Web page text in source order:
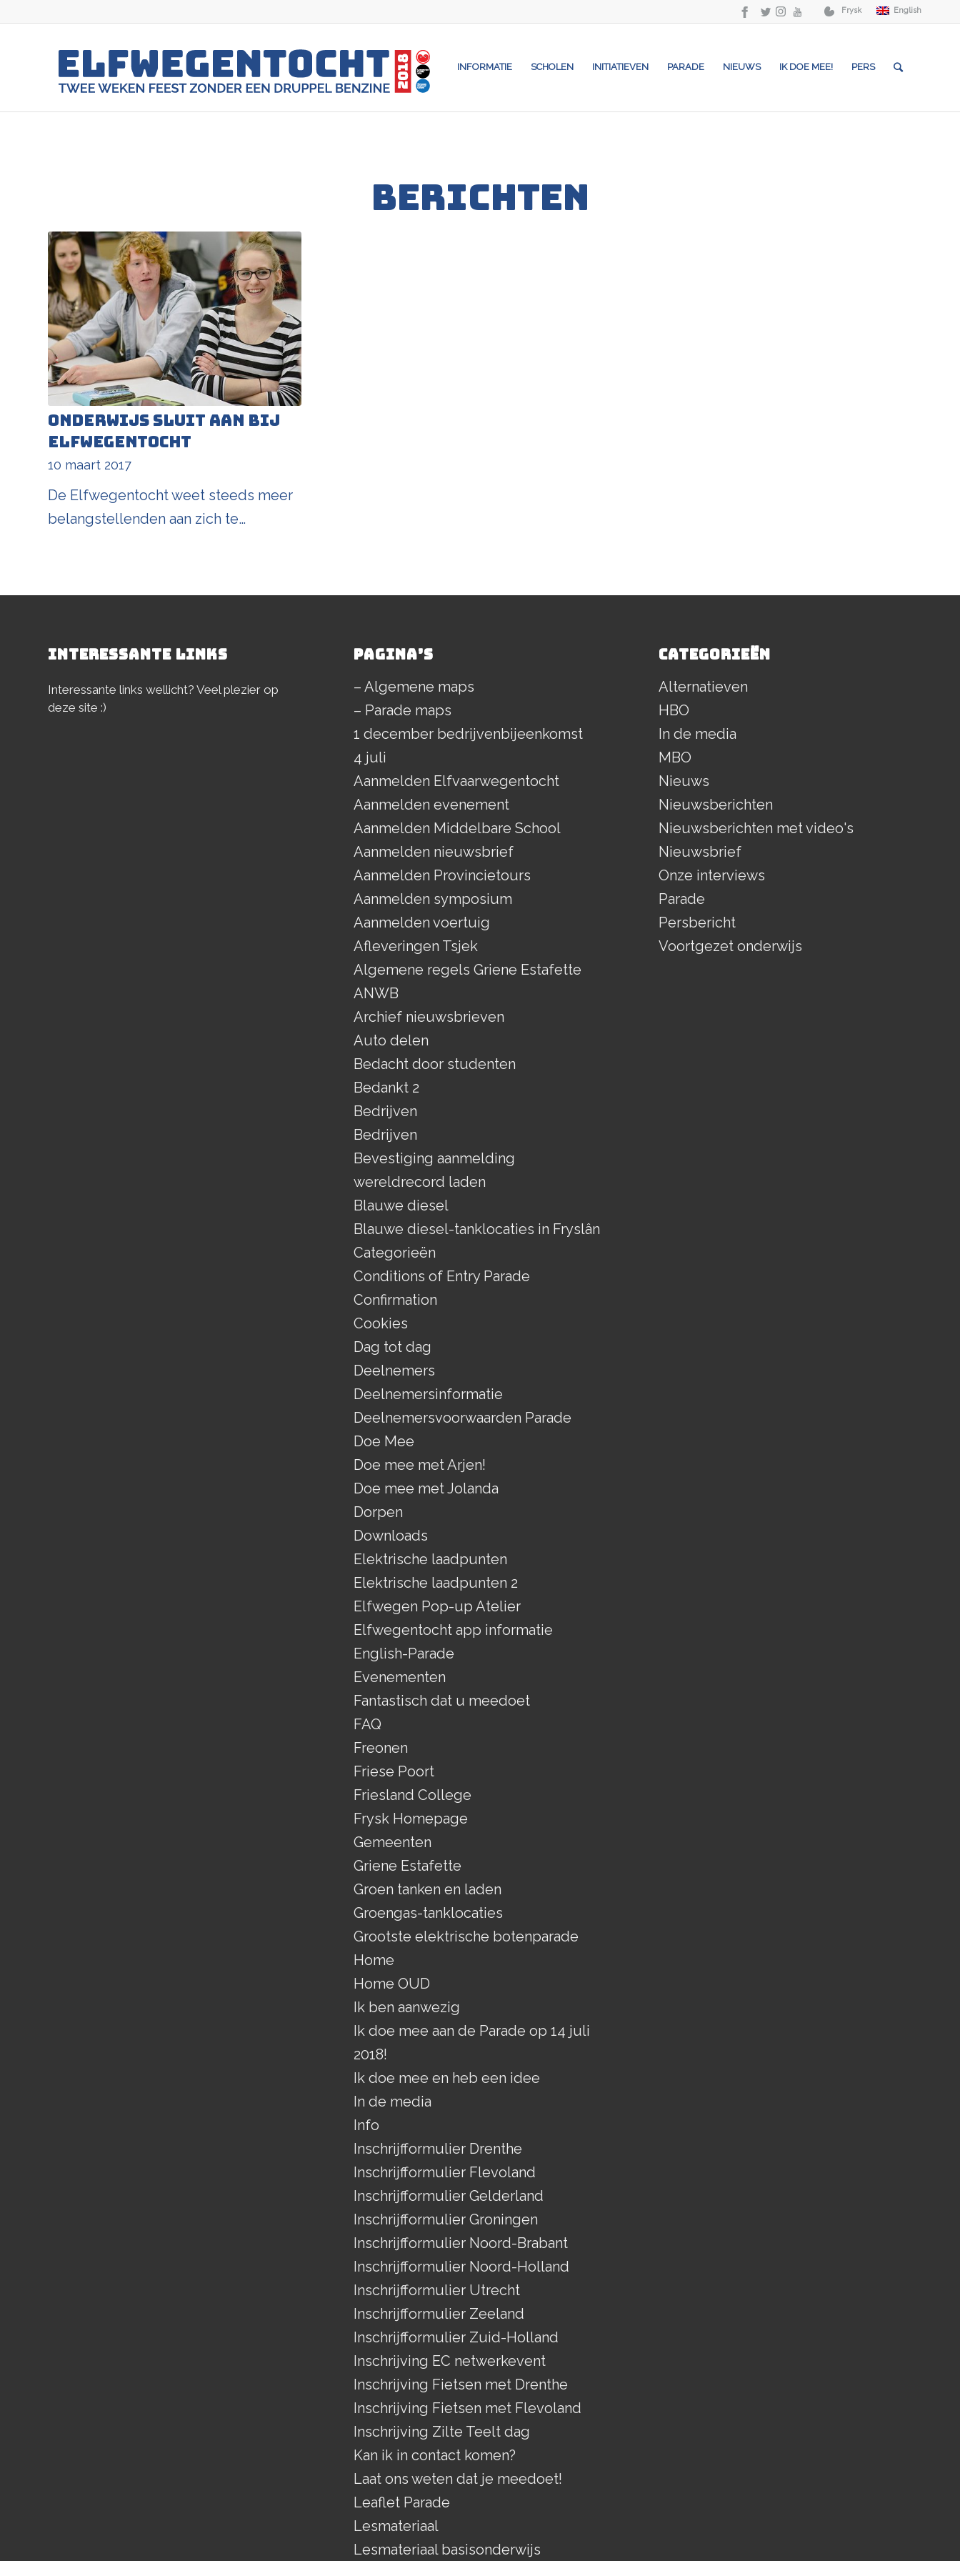
Frysk English
INFORMATIE SCHOLEN INITIATIEVEN PARADE NIEUWS IK DOE MEE! PERS
BERICHTEN
Onderwijs sluit aan bij
Elfwegentocht
10 maart 2017
De Elfwegentocht weet steeds meer
belangstellenden aan zich te…
INTERESSANTE LINKS
Interessante links wellicht? Veel plezier op
deze site :)
PAGINA’S
– Algemene maps
– Parade maps
1 december bedrijvenbijeenkomst
4 juli
Aanmelden Elfvaarwegentocht
Aanmelden evenement
Aanmelden Middelbare School
Aanmelden nieuwsbrief
Aanmelden Provincietours
Aanmelden symposium
Aanmelden voertuig
Afleveringen Tsjek
Algemene regels Griene Estafette
ANWB
Archief nieuwsbrieven
Auto delen
Bedacht door studenten
Bedankt 2
Bedrijven
Bedrijven
Bevestiging aanmelding
wereldrecord laden
Blauwe diesel
Blauwe diesel-tanklocaties in Fryslân
Categorieën
Conditions of Entry Parade
Confirmation
Cookies
Dag tot dag
Deelnemers
Deelnemersinformatie
Deelnemersvoorwaarden Parade
Doe Mee
Doe mee met Arjen!
Doe mee met Jolanda
Dorpen
Downloads
Elektrische laadpunten
Elektrische laadpunten 2
Elfwegen Pop-up Atelier
Elfwegentocht app informatie
English-Parade
Evenementen
Fantastisch dat u meedoet
FAQ
Freonen
Friese Poort
Friesland College
Frysk Homepage
Gemeenten
Griene Estafette
Groen tanken en laden
Groengas-tanklocaties
Grootste elektrische botenparade
Home
Home OUD
Ik ben aanwezig
Ik doe mee aan de Parade op 14 juli
2018!
Ik doe mee en heb een idee
In de media
Info
Inschrijfformulier Drenthe
Inschrijfformulier Flevoland
Inschrijfformulier Gelderland
Inschrijfformulier Groningen
Inschrijfformulier Noord-Brabant
Inschrijfformulier Noord-Holland
Inschrijfformulier Utrecht
Inschrijfformulier Zeeland
Inschrijfformulier Zuid-Holland
Inschrijving EC netwerkevent
Inschrijving Fietsen met Drenthe
Inschrijving Fietsen met Flevoland
Inschrijving Zilte Teelt dag
Kan ik in contact komen?
Laat ons weten dat je meedoet!
Leaflet Parade
Lesmateriaal
Lesmateriaal basisonderwijs
CATEGORIEËN
Alternatieven
HBO
In de media
MBO
Nieuws
Nieuwsberichten
Nieuwsberichten met video's
Nieuwsbrief
Onze interviews
Parade
Persbericht
Voortgezet onderwijs